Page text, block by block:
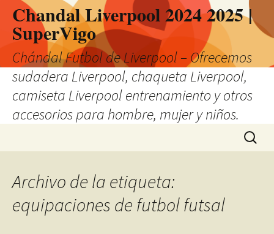
Chandal Liverpool 2024 2025 |
SuperVigo
Chándal Futbol de Liverpool – Ofrecemos
sudadera Liverpool, chaqueta Liverpool,
camiseta Liverpool entrenamiento y otros
accesorios para hombre, mujer y niños.
Buscar:
Archivo de la etiqueta:
equipaciones de futbol futsal